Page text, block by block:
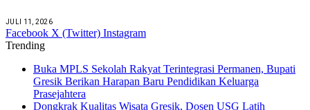
JULI 11, 2026
Facebook X (Twitter) Instagram
Trending
Buka MPLS Sekolah Rakyat Terintegrasi Permanen, Bupati
Gresik Berikan Harapan Baru Pendidikan Keluarga
Prasejahtera
Dongkrak Kualitas Wisata Gresik, Dosen USG Latih